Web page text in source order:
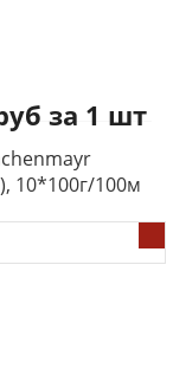
за 1 шт
10*100г/100м